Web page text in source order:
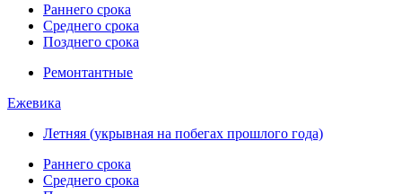
Раннего срока
Среднего срока
Позднего срока
Ремонтантные
Ежевика
Летняя (укрывная на побегах прошлого года)
Раннего срока
Среднего срока